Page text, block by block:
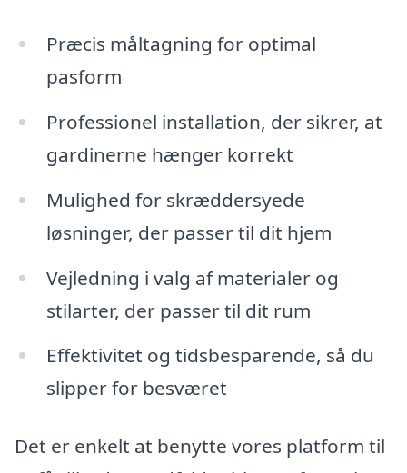
Præcis måltagning for optimal
pasform
Professionel installation, der sikrer, at
gardinerne hænger korrekt
Mulighed for skræddersyede
løsninger, der passer til dit hjem
Vejledning i valg af materialer og
stilarter, der passer til dit rum
Effektivitet og tidsbesparende, så du
slipper for besværet
Det er enkelt at benytte vores platform til